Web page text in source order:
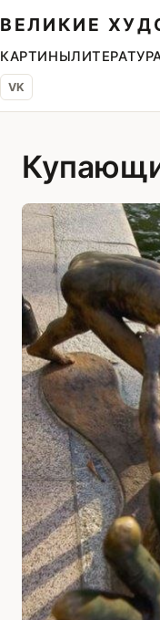
ВЕЛИКИЕ
КАРТИНЫ
VK